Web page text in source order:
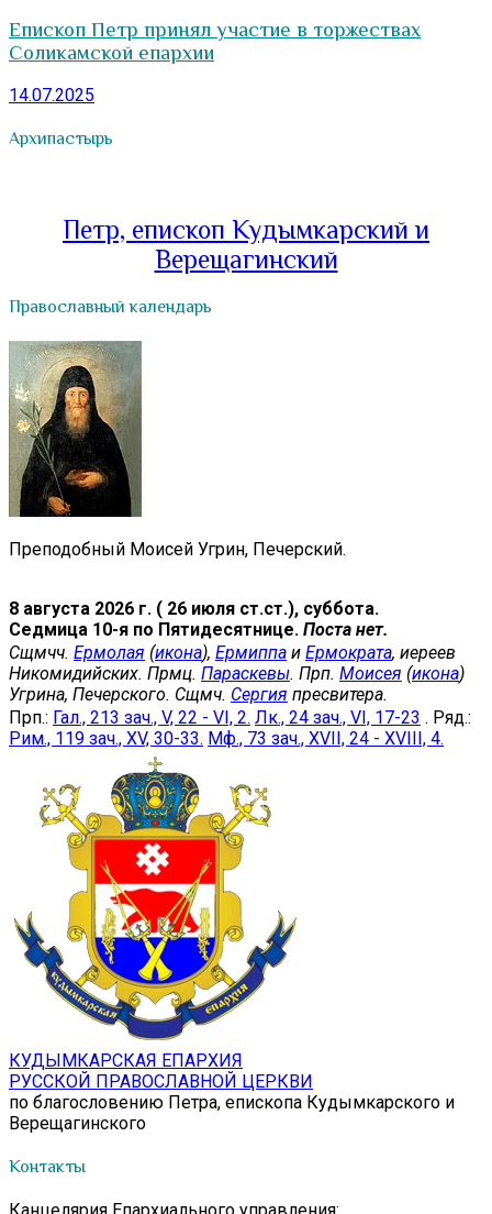
Епископ Петр принял участие в торжествах
Соликамской епархии
14.07.2025
Архипастырь
Петр, епископ Кудымкарский и
Верещагинский
Православный календарь
Преподобный Моисей Угрин, Печерский.
8 августа 2026 г. ( 26 июля ст.ст.), суббота.
Седмица 10-я по Пятидесятнице. Поста нет.
Сщмчч. Ермолая (икона), Ермиппа и Ермократа, иереев
Никомидийских. Прмц. Параскевы. Прп. Моисея (икона)
Угрина, Печерского. Сщмч. Сергия пресвитера.
Прп.: Гал., 213 зач., V, 22 - VI, 2. Лк., 24 зач., VI, 17-23 . Ряд.:
Рим., 119 зач., XV, 30-33. Мф., 73 зач., XVII, 24 - XVIII, 4.
КУДЫМКАРСКАЯ ЕПАРХИЯ
РУССКОЙ ПРАВОСЛАВНОЙ ЦЕРКВИ
по благословению Петра, епископа Кудымкарского и
Верещагинского
Контакты